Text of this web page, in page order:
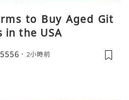
to Buy Aged Git
in the USA
2小時前